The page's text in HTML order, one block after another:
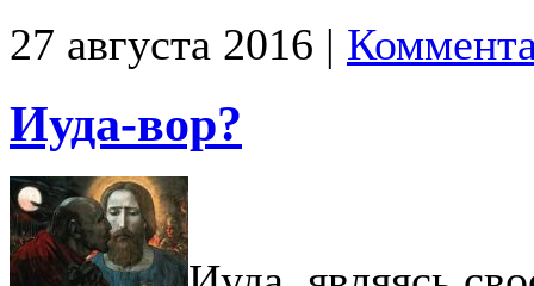
27 августа 2016 |
Иуда-вор?